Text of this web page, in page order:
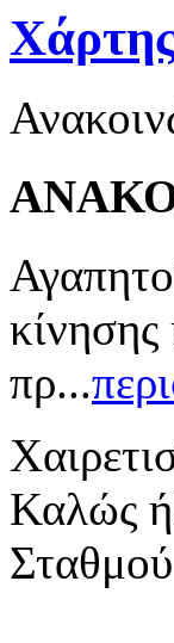
πρ...
Καλώς